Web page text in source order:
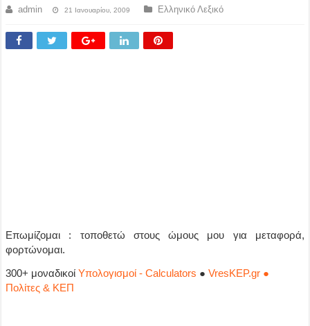
admin 21 Ιανουαρίου, 2009 Ελληνικό Λεξικό
Επωμίζομαι : τοποθετώ στους ώμους μου για μεταφορά,
φορτώνομαι.
300+ μοναδικοίΥπολογισμοί - Calculators ●VresKEP.gr ●
Πολίτες & ΚΕΠ